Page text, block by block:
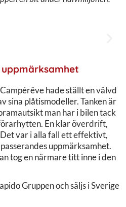
hade ställt en välvd
sina plåtismodeller. Tanken är
man har i bilen tack
En klar överdrift,
var i alla fall ett effektivt,
uppmärksamhet.
tog en närmare titt inne i den
Gruppen och säljs i Sverige